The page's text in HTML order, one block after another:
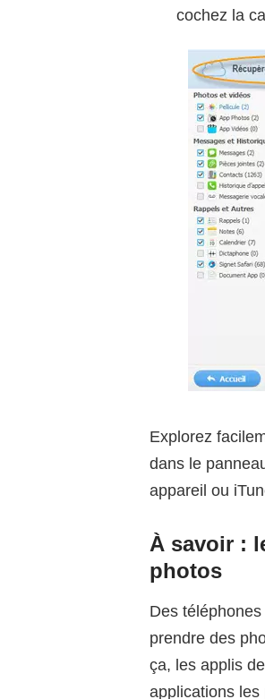
cochez la
Explorez
dans le
appareil ou
À savoir :
photos
Des
prendre des
ça, les applis
applications